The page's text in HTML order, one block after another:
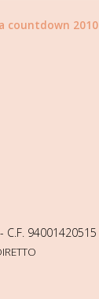
countdown 2010
94001420515